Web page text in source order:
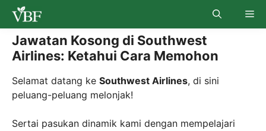
Skip
content
Jawatan Kosong di Southwest
Airlines: Ketahui Cara Memohon
Selamat datang ke Southwest Airlines, di sini
peluang-peluang melonjak!
Sertai pasukan dinamik kami dengan mempelajari